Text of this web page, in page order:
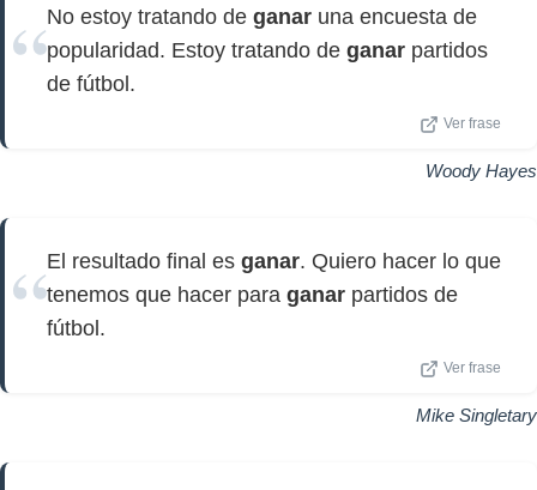
No estoy tratando de ganar una encuesta de
popularidad. Estoy tratando de ganar partidos
de fútbol.
Ver frase
Woody Hayes
El resultado final es ganar. Quiero hacer lo que
tenemos que hacer para ganar partidos de
fútbol.
Ver frase
Mike Singletary